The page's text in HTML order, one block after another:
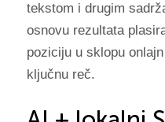
tekstom i drugim
osnovu rezultata
poziciju u sklopu
ključnu reč.